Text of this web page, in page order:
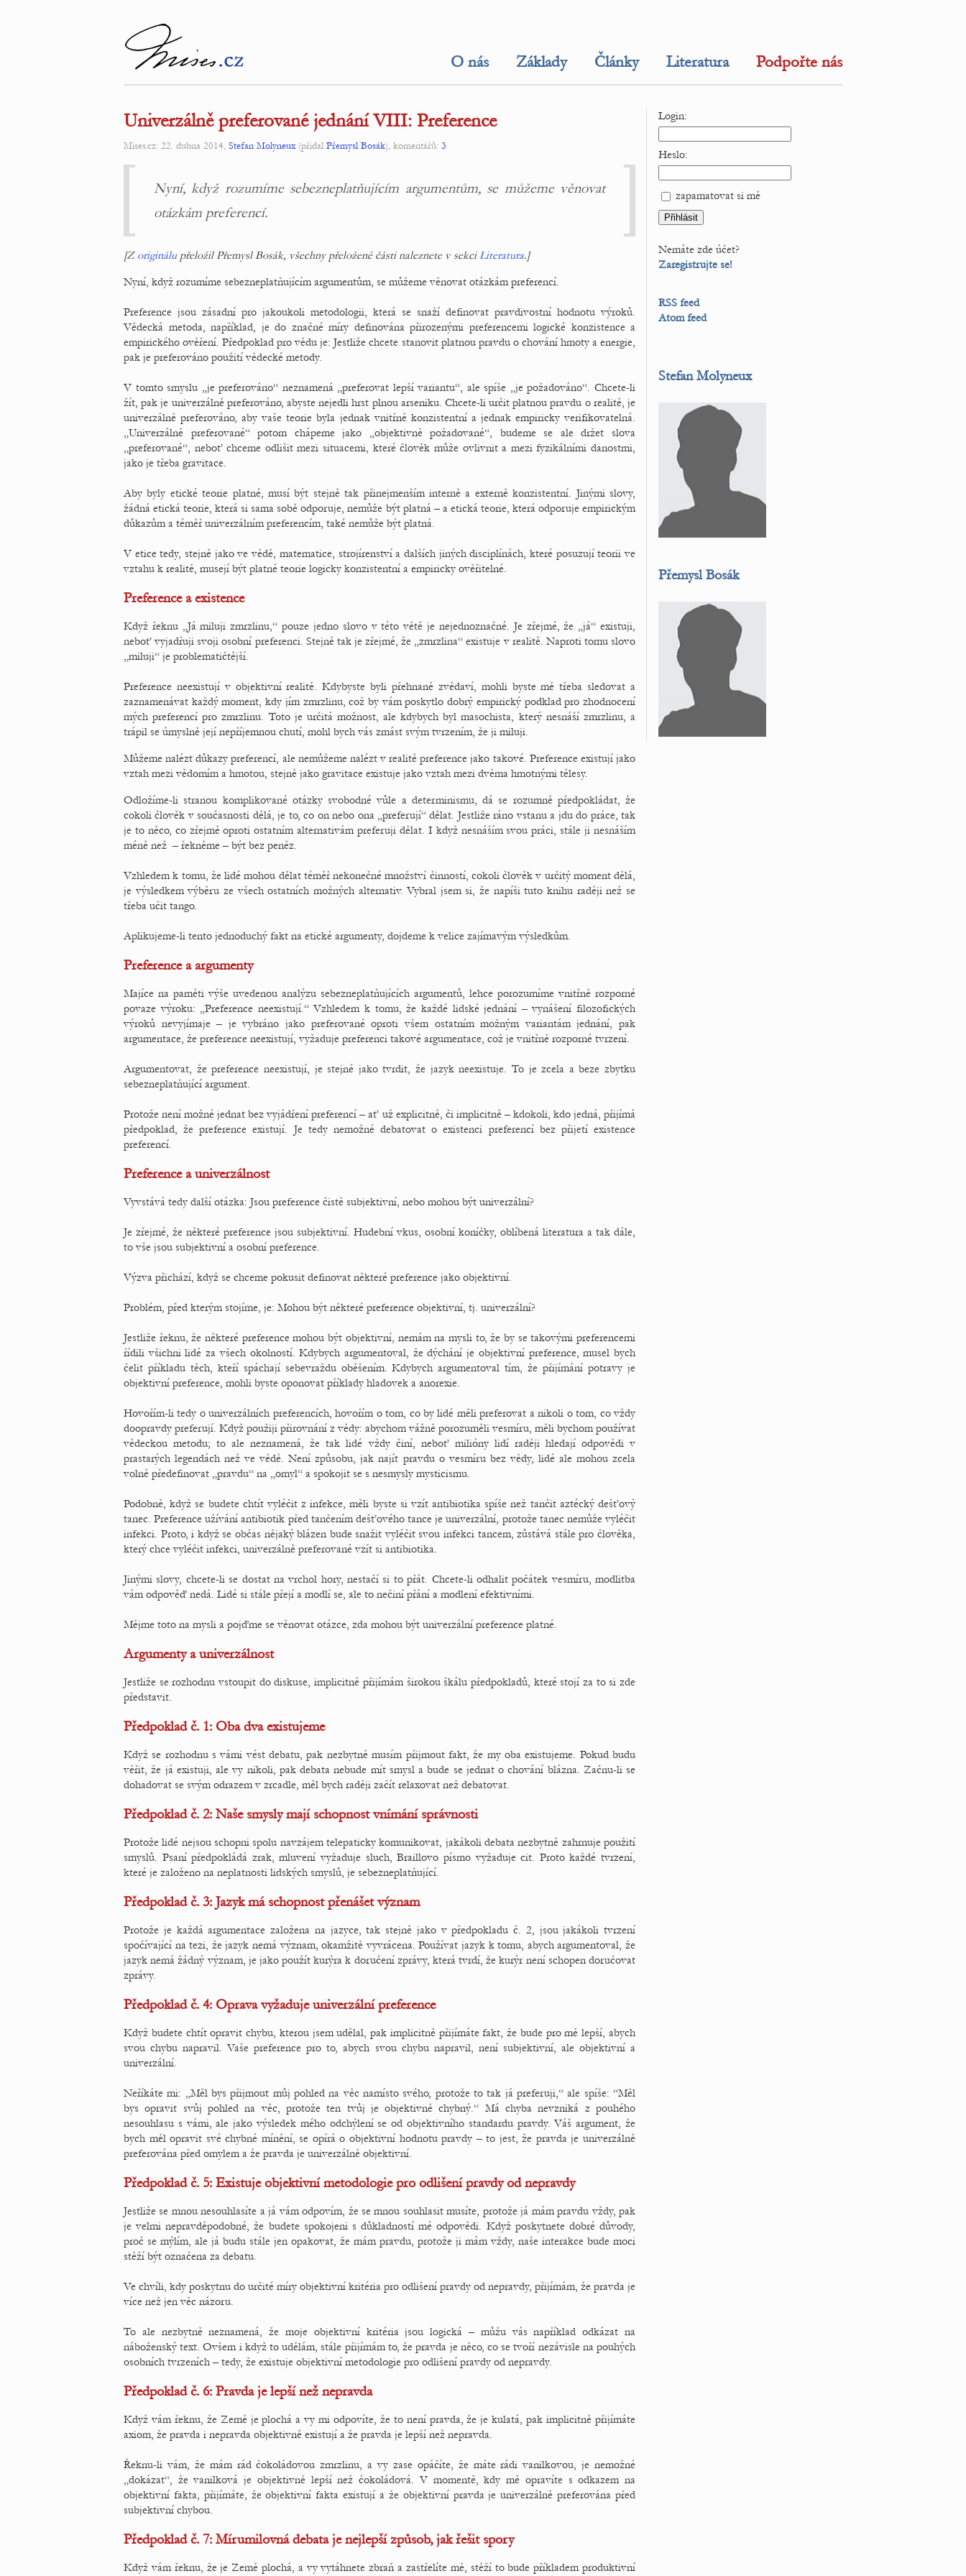
O nás Základy Články Literatura Podpořte nás
Univerzálně preferované jednání VIII: Preference
Mises.cz: 22. dubna 2014, Stefan Molyneux(přidal Přemysl Bosák), komentářů: 3
Nyní, když rozumíme sebezneplatňujícím argumentům, se můžeme věnovat
otázkám preferencí.
[Z originálu přeložil Přemysl Bosák, všechny přeložené části naleznete v sekciLiteratura.]
Nyní, když rozumíme sebezneplatňujícím argumentům, se můžeme věnovat otázkám preferencí.
Preference jsou zásadní pro jakoukoli metodologii, která se snaží definovat pravdivostní hodnotu výroků.
Vědecká metoda, například, je do značné míry definována přirozenými preferencemi logické konzistence a
empirického ověření. Předpoklad pro vědu je: Jestliže chcete stanovit platnou pravdu o chování hmoty a energie,
pak je preferováno použití vědecké metody.
V tomto smyslu „je preferováno“ neznamená „preferovat lepší variantu“, ale spíše „je požadováno“. Chcete-li
žít, pak je univerzálně preferováno, abyste nejedli hrst plnou arseniku. Chcete-li určit platnou pravdu o realitě, je
univerzálně preferováno, aby vaše teorie byla jednak vnitřně konzistentní a jednak empiricky verifikovatelná.
„Univerzálně preferované“ potom chápeme jako „objektivně požadované“, budeme se ale držet slova
„preferované“, neboť chceme odlišit mezi situacemi, které člověk může ovlivnit a mezi fyzikálními danostmi,
jako je třeba gravitace.
Aby byly etické teorie platné, musí být stejně tak přinejmenším interně a externě konzistentní. Jinými slovy,
žádná etická teorie, která si sama sobě odporuje, nemůže být platná – a etická teorie, která odporuje empirickým
důkazům a téměř univerzálním preferencím, také nemůže být platná.
V etice tedy, stejně jako ve vědě, matematice, strojírenství a dalších jiných disciplínách, které posuzují teorii ve
vztahu k realitě, musejí být platné teorie logicky konzistentní a empiricky ověřitelné.
Preference a existence
Když řeknu „Já miluji zmrzlinu,“ pouze jedno slovo v této větě je nejednoznačné. Je zřejmé, že „já“ existuji,
neboť vyjadřuji svoji osobní preferenci. Stejně tak je zřejmé, že „zmrzlina“ existuje v realitě. Naproti tomu slovo
„miluji“ je problematičtější.
Preference neexistují v objektivní realitě. Kdybyste byli přehnaně zvědaví, mohli byste mě třeba sledovat a
zaznamenávat každý moment, kdy jím zmrzlinu, což by vám poskytlo dobrý empirický podklad pro zhodnocení
mých preferencí pro zmrzlinu. Toto je určitá možnost, ale kdybych byl masochista, který nesnáší zmrzlinu, a
trápil se úmyslně její nepříjemnou chutí, mohl bych vás zmást svým tvrzením, že ji miluji.
Můžeme nalézt důkazy preferencí, ale nemůžeme nalézt v realitě preference jako takové. Preference existují jako
vztah mezi vědomím a hmotou, stejně jako gravitace existuje jako vztah mezi dvěma hmotnými tělesy.
Odložíme-li stranou komplikované otázky svobodné vůle a determinismu, dá se rozumně předpokládat, že
cokoli člověk v současnosti dělá, je to, co on nebo ona „preferují“ dělat. Jestliže ráno vstanu a jdu do práce, tak
je to něco, co zřejmě oproti ostatním alternativám preferuji dělat. I když nesnáším svou práci, stále ji nesnáším
méně než – řekněme – být bez peněz.
Vzhledem k tomu, že lidé mohou dělat téměř nekonečné množství činností, cokoli člověk v určitý moment dělá,
je výsledkem výběru ze všech ostatních možných alternativ. Vybral jsem si, že napíši tuto knihu raději než se
třeba učit tango.
Aplikujeme-li tento jednoduchý fakt na etické argumenty, dojdeme k velice zajímavým výsledkům.
Preference a argumenty
Majíce na paměti výše uvedenou analýzu sebezneplatňujících argumentů, lehce porozumíme vnitřně rozporné
povaze výroku: „Preference neexistují.“ Vzhledem k tomu, že každé lidské jednání – vynášení filozofických
výroků nevyjímaje – je vybráno jako preferované oproti všem ostatním možným variantám jednání, pak
argumentace, že preference neexistují, vyžaduje preferenci takové argumentace, což je vnitřně rozporné tvrzení.
Argumentovat, že preference neexistují, je stejné jako tvrdit, že jazyk neexistuje. To je zcela a beze zbytku
sebezneplatňující argument.
Protože není možné jednat bez vyjádření preferencí – ať už explicitně, či implicitně – kdokoli, kdo jedná, přijímá
předpoklad, že preference existují. Je tedy nemožné debatovat o existenci preferencí bez přijetí existence
preferencí.
Preference a univerzálnost
Vyvstává tedy další otázka: Jsou preference čistě subjektivní, nebo mohou být univerzální?
Je zřejmé, že některé preference jsou subjektivní. Hudební vkus, osobní koníčky, oblíbená literatura a tak dále,
to vše jsou subjektivní a osobní preference.
Výzva přichází, když se chceme pokusit definovat některé preference jako objektivní.
Problém, před kterým stojíme, je: Mohou být některé preference objektivní, tj. univerzální?
Jestliže řeknu, že některé preference mohou být objektivní, nemám na mysli to, že by se takovými preferencemi
řídili všichni lidé za všech okolností. Kdybych argumentoval, že dýchání je objektivní preference, musel bych
čelit příkladu těch, kteří spáchají sebevraždu oběšením. Kdybych argumentoval tím, že přijímání potravy je
objektivní preference, mohli byste oponovat příklady hladovek a anorexie.
Hovořím-li tedy o univerzálních preferencích, hovořím o tom, co by lidé měli preferovat a nikoli o tom, co vždy
doopravdy preferují. Když použiji přirovnání z vědy: abychom vážně porozuměli vesmíru, měli bychom používat
vědeckou metodu; to ale neznamená, že tak lidé vždy činí, neboť milióny lidí raději hledají odpovědi v
prastarých legendách než ve vědě. Není způsobu, jak najít pravdu o vesmíru bez vědy, lidé ale mohou zcela
volně předefinovat „pravdu“ na „omyl“ a spokojit se s nesmysly mysticismu.
Podobně, když se budete chtít vyléčit z infekce, měli byste si vzít antibiotika spíše než tančit aztécký dešťový
tanec. Preference užívání antibiotik před tančením dešťového tance je univerzální, protože tanec nemůže vyléčit
infekci. Proto, i když se občas nějaký blázen bude snažit vyléčit svou infekci tancem, zůstává stále pro člověka,
který chce vyléčit infekci, univerzálně preferované vzít si antibiotika.
Jinými slovy, chcete-li se dostat na vrchol hory, nestačí si to přát. Chcete-li odhalit počátek vesmíru, modlitba
vám odpověď nedá. Lidé si stále přejí a modlí se, ale to nečiní přání a modlení efektivními.
Mějme toto na mysli a pojďme se věnovat otázce, zda mohou být univerzální preference platné.
Argumenty a univerzálnost
Jestliže se rozhodnu vstoupit do diskuse, implicitně přijímám širokou škálu předpokladů, které stojí za to si zde
představit.
Předpoklad č. 1: Oba dva existujeme
Když se rozhodnu s vámi vést debatu, pak nezbytně musím přijmout fakt, že my oba existujeme. Pokud budu
věřit, že já existuji, ale vy nikoli, pak debata nebude mít smysl a bude se jednat o chování blázna. Začnu-li se
dohadovat se svým odrazem v zrcadle, měl bych raději začít relaxovat než debatovat.
Předpoklad č. 2: Naše smysly mají schopnost vnímání správnosti
Protože lidé nejsou schopni spolu navzájem telepaticky komunikovat, jakákoli debata nezbytně zahrnuje použití
smyslů. Psaní předpokládá zrak, mluvení vyžaduje sluch, Braillovo písmo vyžaduje cit. Proto každé tvrzení,
které je založeno na neplatnosti lidských smyslů, je sebezneplatňující.
Předpoklad č. 3: Jazyk má schopnost přenášet význam
Protože je každá argumentace založena na jazyce, tak stejně jako v předpokladu č. 2, jsou jakákoli tvrzení
spočívající na tezi, že jazyk nemá význam, okamžitě vyvrácena. Používat jazyk k tomu, abych argumentoval, že
jazyk nemá žádný význam, je jako použít kurýra k doručení zprávy, která tvrdí, že kurýr není schopen doručovat
zprávy.
Předpoklad č. 4: Oprava vyžaduje univerzální preference
Když budete chtít opravit chybu, kterou jsem udělal, pak implicitně přijímáte fakt, že bude pro mě lepší, abych
svou chybu napravil. Vaše preference pro to, abych svou chybu napravil, není subjektivní, ale objektivní a
univerzální.
Neříkáte mi: „Měl bys přijmout můj pohled na věc namísto svého, protože to tak já preferuji,“ ale spíše: “Měl
bys opravit svůj pohled na věc, protože ten tvůj je objektivně chybný.“ Má chyba nevzniká z pouhého
nesouhlasu s vámi, ale jako výsledek mého odchýlení se od objektivního standardu pravdy. Váš argument, že
bych měl opravit své chybné mínění, se opírá o objektivní hodnotu pravdy – to jest, že pravda je univerzálně
preferována před omylem a že pravda je univerzálně objektivní.
Předpoklad č. 5: Existuje objektivní metodologie pro odlišení pravdy od nepravdy
Jestliže se mnou nesouhlasíte a já vám odpovím, že se mnou souhlasit musíte, protože já mám pravdu vždy, pak
je velmi nepravděpodobné, že budete spokojeni s důkladností mé odpovědi. Když poskytnete dobré důvody,
proč se mýlím, ale já budu stále jen opakovat, že mám pravdu, protože ji mám vždy, naše interakce bude moci
stěží být označena za debatu.
Ve chvíli, kdy poskytnu do určité míry objektivní kritéria pro odlišení pravdy od nepravdy, přijímám, že pravda je
více než jen věc názoru.
To ale nezbytně neznamená, že moje objektivní kritéria jsou logická – můžu vás například odkázat na
náboženský text. Ovšem i když to udělám, stále přijímám to, že pravda je něco, co se tvoří nezávisle na pouhých
osobních tvrzeních – tedy, že existuje objektivní metodologie pro odlišení pravdy od nepravdy.
Předpoklad č. 6: Pravda je lepší než nepravda
Když vám řeknu, že Země je plochá a vy mi odpovíte, že to není pravda, že je kulatá, pak implicitně přijímáte
axiom, že pravda i nepravda objektivně existují a že pravda je lepší než nepravda.
Řeknu-li vám, že mám rád čokoládovou zmrzlinu, a vy zase opáčíte, že máte rádi vanilkovou, je nemožné
„dokázat“, že vanilková je objektivně lepší než čokoládová. V momentě, kdy mě opravíte s odkazem na
objektivní fakta, přijímáte, že objektivní fakta existují a že objektivní pravda je univerzálně preferována před
subjektivní chybou.
Předpoklad č. 7: Mírumilovná debata je nejlepší způsob, jak řešit spory
Když vám řeknu, že je Země plochá, a vy vytáhnete zbraň a zastřelíte mě, stěží to bude příkladem produktivní
Login:
Heslo:
zapamatovat si mě
Nemáte zde účet?
Zaregistrujte se!
RSS feed
Atom feed
Stefan Molyneux
Přemysl Bosák